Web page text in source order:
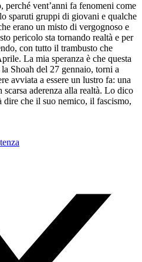
perché vent’anni fa fenomeni come
sparuti gruppi di giovani e qualche
erano un misto di vergognoso e
pericolo sta tornando realtà e per
con tutto il trambusto che
La mia speranza è che questa
Shoah del 27 gennaio, torni a
avviata a essere un lustro fa: una
aderenza alla realtà. Lo dico
dire che il suo nemico, il fascismo,